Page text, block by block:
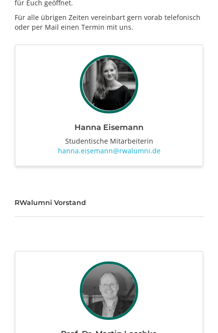
für Euch geöffnet.
Für alle übrigen Zeiten vereinbart gern vorab telefonisch
oder per Mail einen Termin mit uns.
Hanna Eisemann
Studentische Mitarbeiterin
hanna.eisemann@rwalumni.de
RWalumni Vorstand